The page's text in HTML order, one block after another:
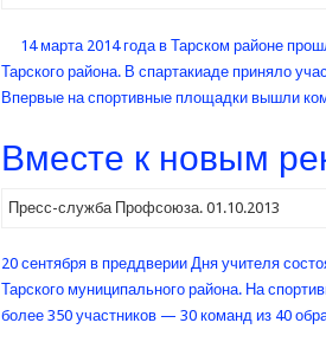
14 марта 2014 года в Тарском районе
Тарского района. В спартакиаде приняло
Впервые на спортивные площадки вышли
Вместе к новым
Пресс-служба Профсоюза. 01.10.2013
20 сентябряв преддверии Дня учителя
Тарского муниципального района. На
более 350 участников — 30 команд из 40